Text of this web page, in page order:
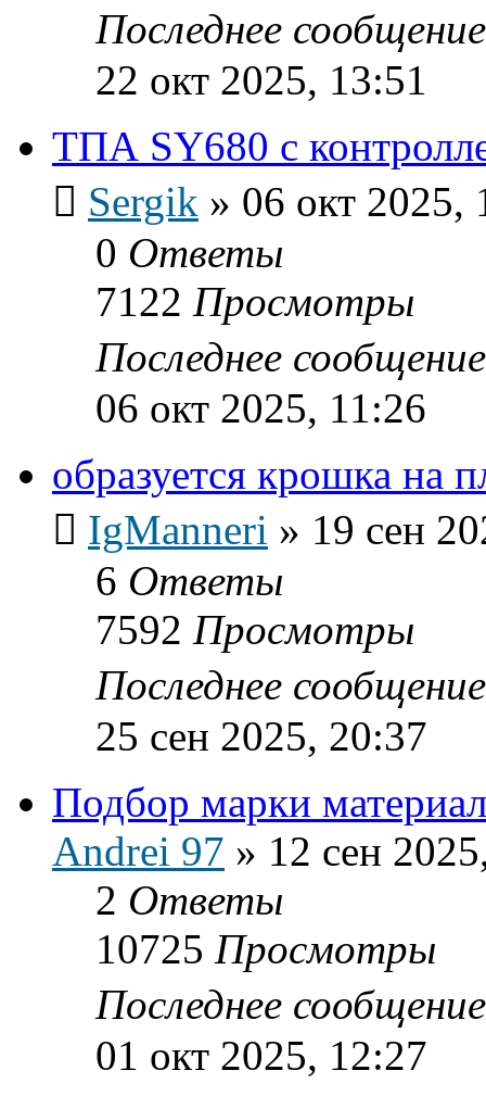
Последнее
22 окт 2025, 13:51
ТПА SY680 с
Sergik » 06 окт 2025,
0 Ответы
7122 Просмотры
Последнее
06 окт 2025, 11:26
образуется крошка на
IgManneri » 19 сен
6 Ответы
7592 Просмотры
Последнее
25 сен 2025, 20:37
Подбор марки
Andrei 97 » 12 сен
2 Ответы
10725 Просмотры
Последнее
01 окт 2025, 12:27